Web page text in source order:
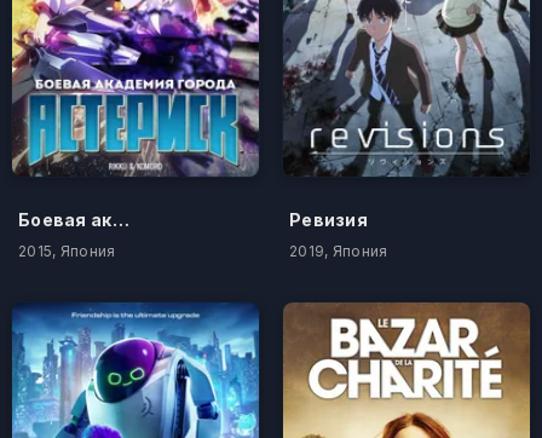
Боевая академия города Астериск
2015, Япония
Ревизия
2019, Япония